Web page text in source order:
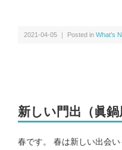
2021-04-05 ｜ Posted in What’s
新しい門出（眞鍋
春です。 春は新しい出会